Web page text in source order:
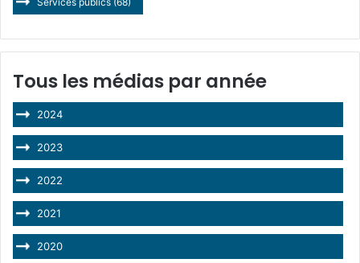
Tous les médias par année
2024
2023
2022
2021
2020